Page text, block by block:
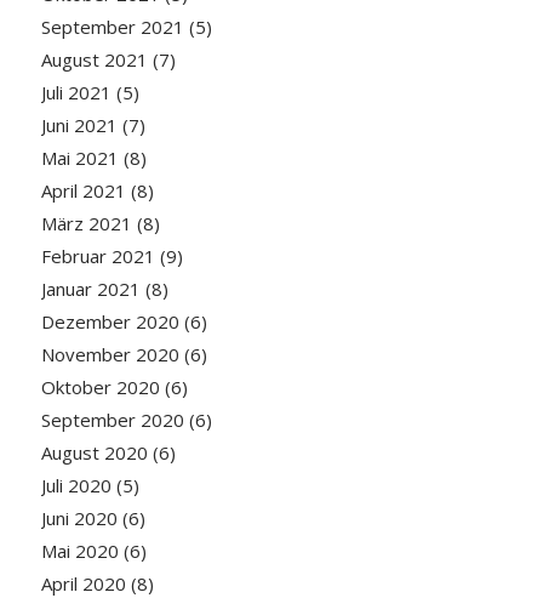
September 2021 (5)
August 2021 (7)
Juli 2021 (5)
Juni 2021 (7)
Mai 2021 (8)
April 2021 (8)
März 2021 (8)
Februar 2021 (9)
Januar 2021 (8)
Dezember 2020 (6)
November 2020 (6)
Oktober 2020 (6)
September 2020 (6)
August 2020 (6)
Juli 2020 (5)
Juni 2020 (6)
Mai 2020 (6)
April 2020 (8)